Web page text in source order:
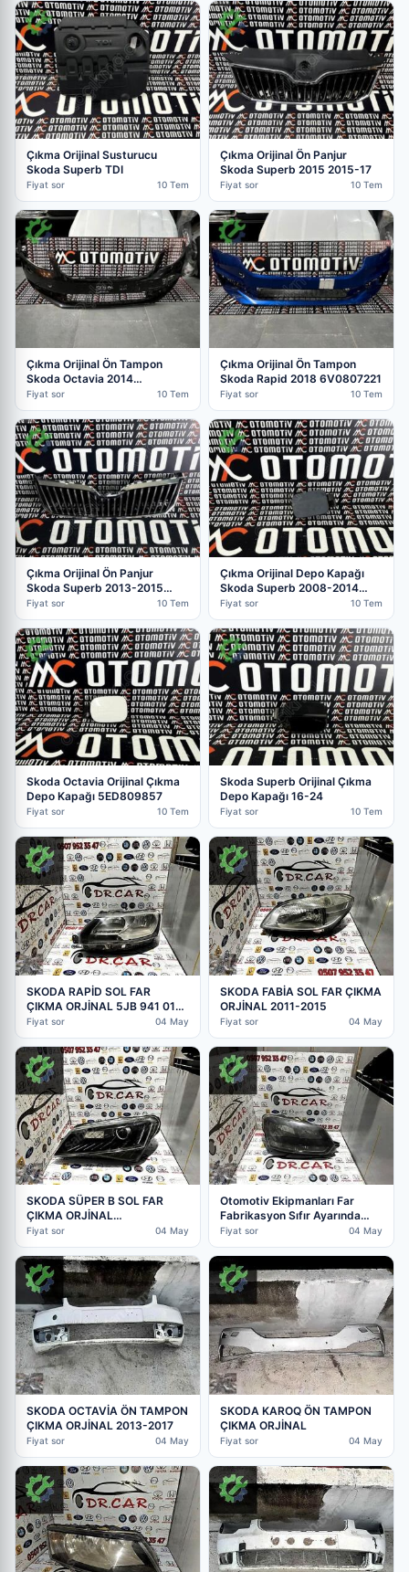
Çıkma Orijinal Susturucu
Skoda Superb TDI
Fiyat sor 10 Tem
Çıkma Orijinal Ön Panjur
Skoda Superb 2015 2015-17
Fiyat sor 10 Tem
Çıkma Orijinal Ön Tampon
Skoda Octavia 2014
5E0807217
Fiyat sor 10 Tem
Çıkma Orijinal Ön Tampon
Skoda Rapid 2018 6V0807221
Fiyat sor 10 Tem
Çıkma Orijinal Ön Panjur
Skoda Superb 2013-2015
3TO853668B
Fiyat sor 10 Tem
Çıkma Orijinal Depo Kapağı
Skoda Superb 2008-2014
3T5809857
Fiyat sor 10 Tem
Skoda Octavia Orijinal Çıkma
Depo Kapağı 5ED809857
Fiyat sor 10 Tem
Skoda Superb Orijinal Çıkma
Depo Kapağı 16-24
Fiyat sor 10 Tem
SKODA RAPİD SOL FAR
ÇIKMA ORJİNAL 5JB 941 015
B
Fiyat sor 04 May
SKODA FABİA SOL FAR ÇIKMA
ORJİNAL 2011-2015
Fiyat sor 04 May
SKODA SÜPER B SOL FAR
ÇIKMA ORJİNAL
3V1.941.015.A
Fiyat sor 04 May
Otomotiv Ekipmanları Far
Fabrikasyon Sıfır Ayarında
Acil! Skoda Sorunsuz
Fiyat sor 04 May
SKODA OCTAVİA ÖN TAMPON
ÇIKMA ORJİNAL 2013-2017
Fiyat sor 04 May
SKODA KAROQ ÖN TAMPON
ÇIKMA ORJİNAL
Fiyat sor 04 May